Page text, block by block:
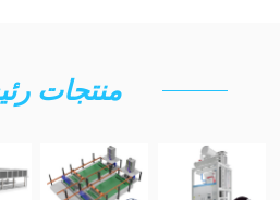
منتجات